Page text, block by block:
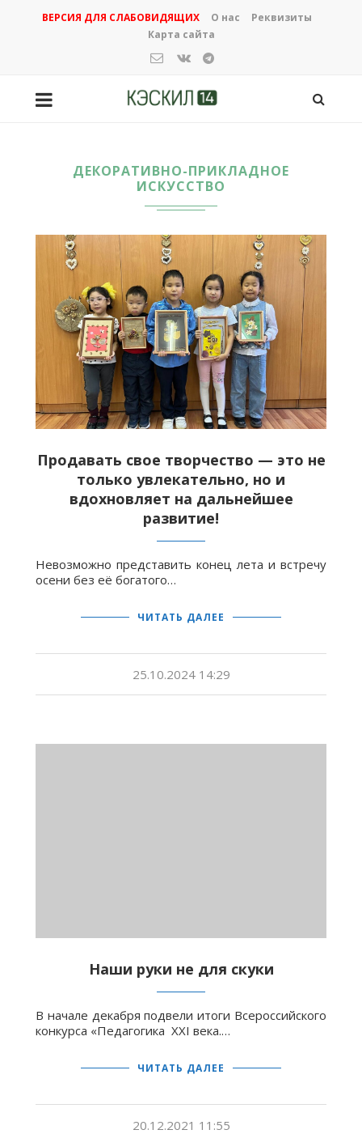
ВЕРСИЯ ДЛЯ СЛАБОВИДЯЩИХ О нас
Реквизиты
Карта сайта
ДЕКОРАТИВНО-ПРИКЛАДНОЕ
ИСКУССТВО
Продавать свое творчество — это не
только увлекательно, но и
вдохновляет на дальнейшее
развитие!
Невозможно представить конец лета и встречу
осени без её богатого…
ЧИТАТЬ ДАЛЕЕ
25.10.2024 14:29
Наши руки не для скуки
В начале декабря подвели итоги Всероссийского
конкурса «Педагогика ХХI века.…
ЧИТАТЬ ДАЛЕЕ
20.12.2021 11:55